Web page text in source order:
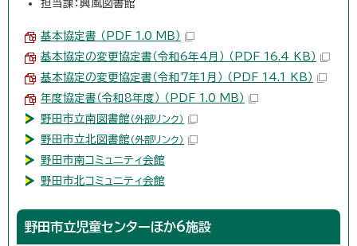
担当課：興風図書館
基本協定書 （PDF 1.0 MB）
基本協定の変更協定書（令和6年4月） （PDF 16.4 KB）
基本協定の変更協定書（令和7年1月） （PDF 14.1 KB）
年度協定書（令和8年度） （PDF 1.0 MB）
野田市立南図書館 （外部リンク）
野田市立北図書館 （外部リンク）
野田市南コミュニティ会館
野田市北コミュニティ会館
野田市立児童センターほか6施設